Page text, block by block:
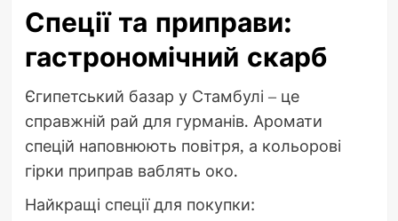
Спеції та приправи:
гастрономічний скарб
Єгипетський базар у Стамбулі – це
справжній рай для гурманів. Аромати
спецій наповнюють повітря, а кольорові
гірки приправ ваблять око.
Найкращі спеції для покупки: